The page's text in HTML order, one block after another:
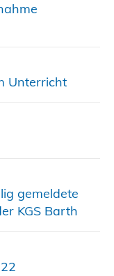
Unterricht
gemeldete
KGS Barth